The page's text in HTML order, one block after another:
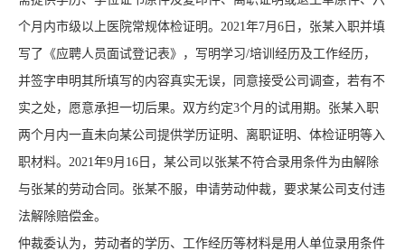
个月内市级以上医院常规体检证明。2021年7月6日，张某入职并填
写了《应聘人员面试登记表》，写明学习/培训经历及工作经历，
并签字申明其所填写的内容真实无误，同意接受公司调查，若有不
实之处，愿意承担一切后果。双方约定3个月的试用期。张某入职
两个月内一直未向某公司提供学历证明、离职证明、体检证明等入
职材料。2021年9月16日，某公司以张某不符合录用条件为由解除
与张某的劳动合同。张某不服，申请劳动仲裁，要求某公司支付违
法解除赔偿金。
仲裁委认为，劳动者的学历、工作经历等材料是用人单位录用条件